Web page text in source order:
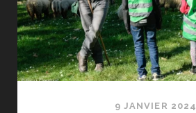
9 JANVIER 2024